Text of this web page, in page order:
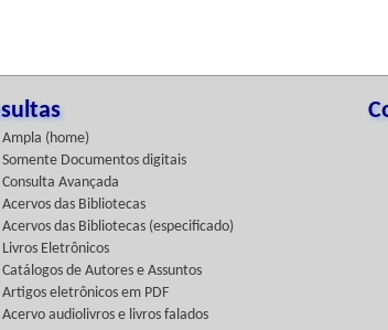
(home)
Documentos digitais
Avançada
das Bibliotecas
das Bibliotecas (especificado)
Eletrônicos
de Autores e Assuntos
eletrônicos em PDF
audiolivros e livros falados